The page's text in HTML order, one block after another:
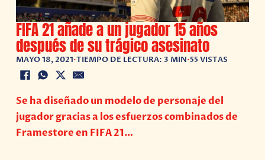
FIFA 21 añade a un jugador 15 años
después de su trágico asesinato
MAYO 18, 2021•TIEMPO DE LECTURA: 3 MIN•55 VISTAS
Se ha diseñado un modelo de personaje del
jugador gracias a los esfuerzos combinados de
Framestore en FIFA 21…